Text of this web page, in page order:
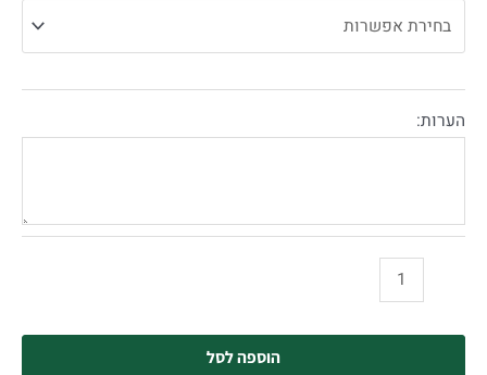
הערות:
הוספה לסל